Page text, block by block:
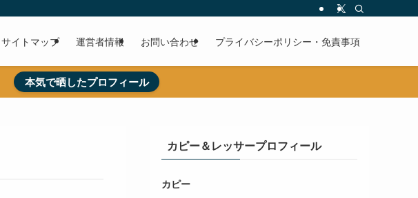
サイトマップ 運営者情報 お問い合わせ プライバシーポリシー・免責事項
本気で晒したプロフィール
カピー＆レッサープロフィール
カピー